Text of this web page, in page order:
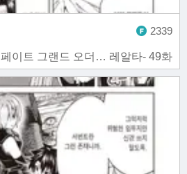
페이트 그랜드 오더… 레알타- 49화
2339